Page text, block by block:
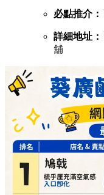
必點推介：
詳細地址：
舖